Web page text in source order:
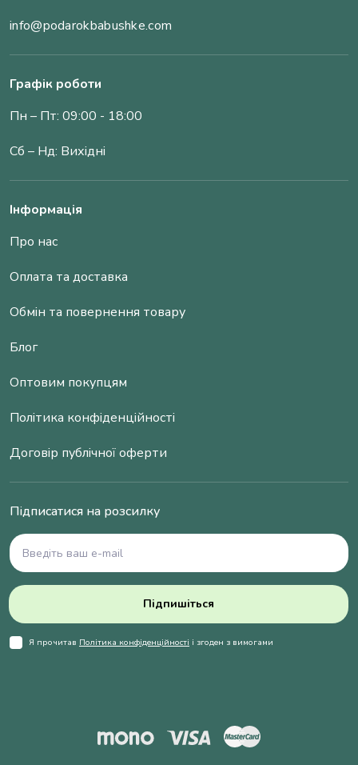
info@podarokbabushke.com
Графік роботи
Пн – Пт: 09:00 - 18:00
Сб – Нд: Вихідні
Інформація
Про нас
Оплата та доставка
Обмін та повернення товару
Блог
Оптовим покупцям
Політика конфіденційності
Договір публічної оферти
Підписатися на розсилку
Підпишіться
Я прочитав Політика конфіденційності і згоден з вимогами